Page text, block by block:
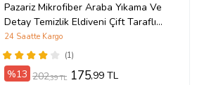
Pazariz Mikrofiber Araba Yıkama Ve
Detay Temizlik Eldiveni Çift Taraflı
22x13Cm (Pembe)
(1)
24 Saatte Kargo
%13 202,39 TL 175,99 TL